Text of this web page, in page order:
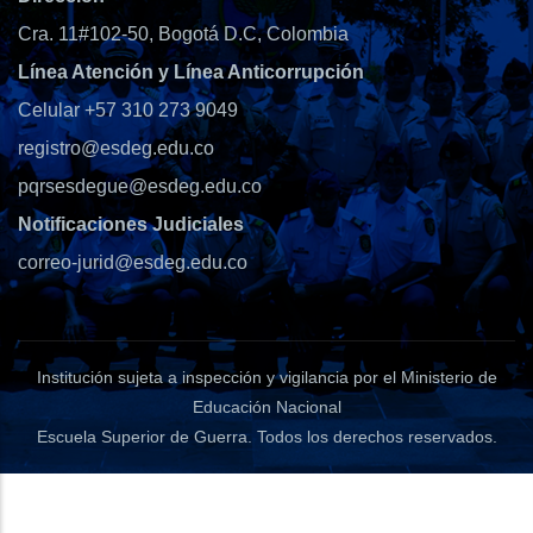
Cra. 11#102-50, Bogotá D.C, Colombia
Línea Atención y Línea Anticorrupción
Celular +57 310 273 9049
registro@esdeg.edu.co
pqrsesdegue@esdeg.edu.co
Notificaciones Judiciales
correo-jurid@esdeg.edu.co
Institución sujeta a inspección y vigilancia por el Ministerio de
Educación Nacional
Escuela Superior de Guerra. Todos los derechos reservados.